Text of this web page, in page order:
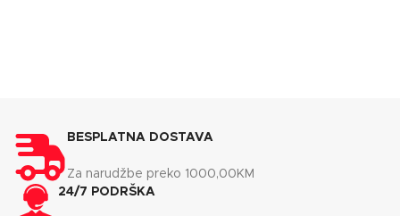
BESPLATNA DOSTAVA
Za narudžbe preko 1000,00KM
24/7 PODRŠKA